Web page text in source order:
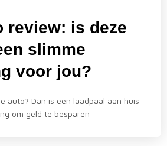
review: is deze
slimme
voor jou?
auto? Dan is een laadpaal aan huis
om geld te besparen